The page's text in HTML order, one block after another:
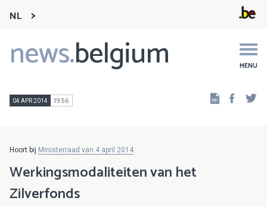
NL
news.belgium MENU
Main
navigation
04 APR 2014 19:56
Hoort bij Ministerraad van 4 april 2014
Werkingsmodaliteiten van het
Zilverfonds